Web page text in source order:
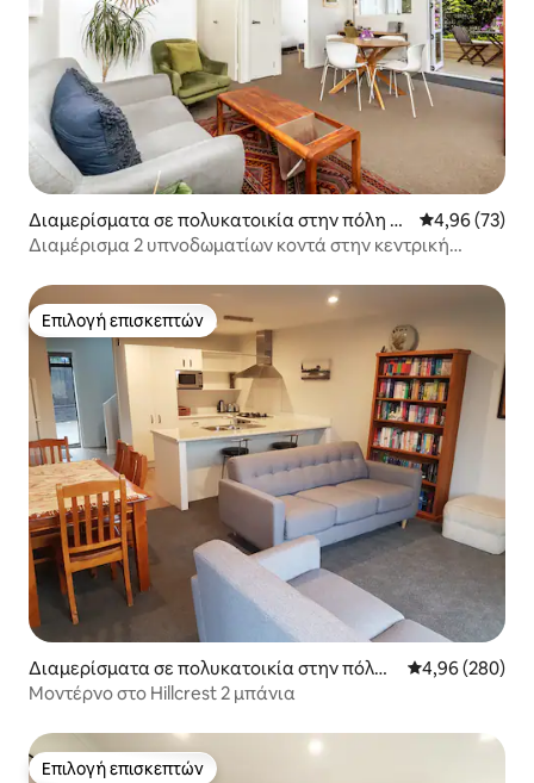
Διαμερίσματα σε πολυκατοικία στην πόλη Χ
άμιλτον
Μέση
4,96 (73)
Διαμέρισμα 2 υπνοδωματίων κοντά στην κεντρική
Επιλογή επισκεπτών
Επιλογή επισκεπτών
Διαμερίσματα σε πολυκατοικία στην πόλη
Χάμιλτον
Μέση
4,96 (280)
Μοντέρνο στο Hillcrest 2 μπάνια
Επιλογή επισκεπτών